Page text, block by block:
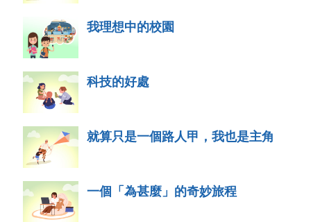
我理想中的校園
科技的好處
就算只是一個路人甲，我也是主角
一個「為甚麼」的奇妙旅程